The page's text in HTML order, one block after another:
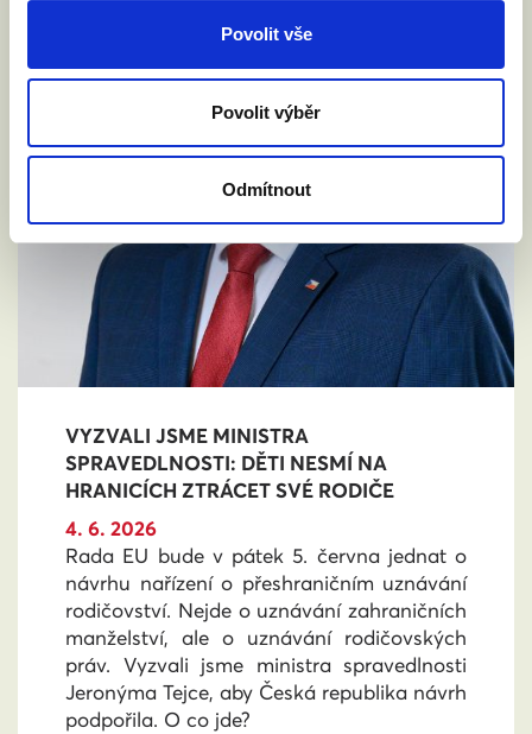
Povolit vše
Povolit výběr
Odmítnout
VYZVALI JSME MINISTRA
SPRAVEDLNOSTI: DĚTI NESMÍ NA
HRANICÍCH ZTRÁCET SVÉ RODIČE
4. 6. 2026
Rada EU bude v pátek 5. června jednat o
návrhu nařízení o přeshraničním uznávání
rodičovství. Nejde o uznávání zahraničních
manželství, ale o uznávání rodičovských
práv. Vyzvali jsme ministra spravedlnosti
Jeronýma Tejce, aby Česká republika návrh
podpořila. O co jde?